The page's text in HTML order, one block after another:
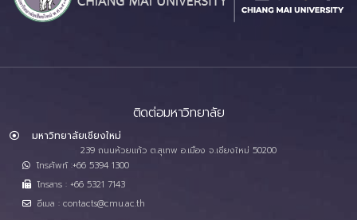
ติดต่อมหาวิทยาลัย
มหาวิทยาลัยเชียงใหม่
239 ถนนห้วยแก้ว ต.สุเทพ อ.เมือง จ.เชียงใหม่ 50200
โทรศัพท์ :+66 5394 1300
โทรสาร : +66 5321 7143
อีเมล : contacts@cmu.ac.th